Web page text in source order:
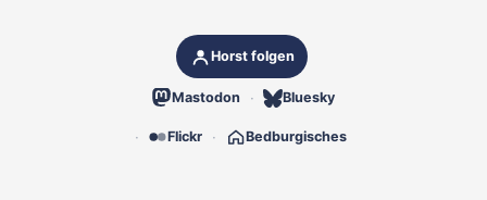
Horst folgen
Mastodon Bluesky
Flickr Bedburgisches